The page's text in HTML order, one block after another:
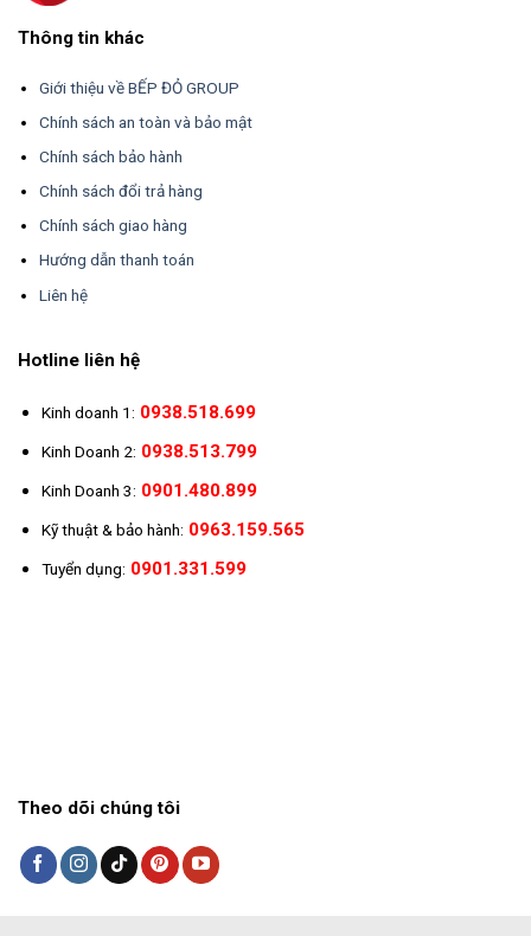
Thông tin khác
Giới thiệu về BẾP ĐỎ GROUP
Chính sách an toàn và bảo mật
Chính sách bảo hành
Chính sách đổi trả hàng
Chính sách giao hàng
Hướng dẫn thanh toán
Liên hệ
Hotline liên hệ
Kinh doanh 1: 0938.518.699
Kinh Doanh 2: 0938.513.799
Kinh Doanh 3: 0901.480.899
Kỹ thuật & bảo hành: 0963.159.565
Tuyển dụng: 0901.331.599
Theo dõi chúng tôi